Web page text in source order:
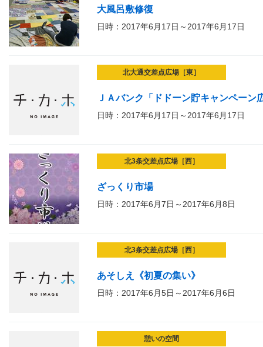
大風呂敷修復
日時：2017年6月17日～2017年6月17日
北大通交差点広場［東］
ＪＡバンク「ドドーン貯キャンペーン
日時：2017年6月17日～2017年6月17日
北3条交差点広場［西］
ざっくり市場
日時：2017年6月7日～2017年6月8日
北3条交差点広場［西］
あそしえ《初夏の集い》
日時：2017年6月5日～2017年6月6日
憩いの空間